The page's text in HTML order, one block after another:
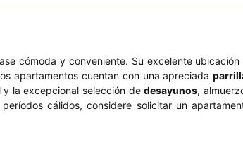
cómoda y conveniente. Su excelente
apartamentos cuentan con una apreciada
y la excepcional selección dedesayunos,
cálidos, considere solicitar un